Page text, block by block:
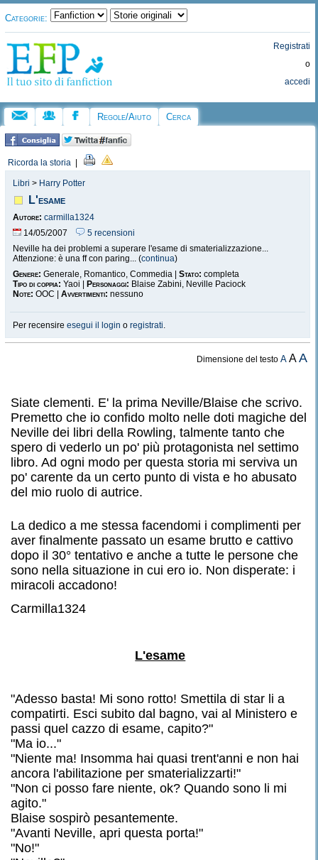
Categorie:
Registrati
o
accedi
Regole/Aiuto Cerca
Ricorda la storia
Libri > Harry Potter
L'esame
Autore: carmilla1324
14/05/2007
5 recensioni
Neville ha dei problemi a superare l'esame di smaterializzazione...
Attenzione: è una ff con paring... (continua)
Genere: Generale, Romantico, Commedia | Stato: completa
Tipo di coppia: Yaoi | Personaggi: Blaise Zabini, Neville Paciock
Note: OOC | Avvertimenti: nessuno
Per recensire esegui il login o registrati.
Dimensione del testoA AA
Siate clementi. E' la prima Neville/Blaise che scrivo.
Premetto che io confido molto nelle doti magiche del
Neville dei libri della Rowling, talmente tanto che
spero di vederlo un po' più protagonista nel settimo
libro. Ad ogni modo per questa storia mi serviva un
po' carente da un certo punto di vista e ho abusato
del mio ruolo di autrice.
La dedico a me stessa facendomi i complimenti per
aver finalmente passato un esame brutto e cattivo
dopo il 30° tentativo e anche a tutte le persone che
sono nella situazione in cui ero io. Non disperate: i
miracoli accadono!
Carmilla1324
L'esame
"Adesso basta! Mi sono rotto! Smettila di star li a
compatirti. Esci subito dal bagno, vai al Ministero e
passi quel cazzo di esame, capito?"
"Ma io..."
"Niente ma! Insomma hai quasi trent'anni e non hai
ancora l'abilitazione per smaterializzarti!"
"Non ci posso fare niente, ok? Quando sono li mi
agito."
Blaise sospirò pesantemente.
"Avanti Neville, apri questa porta!"
"No!"